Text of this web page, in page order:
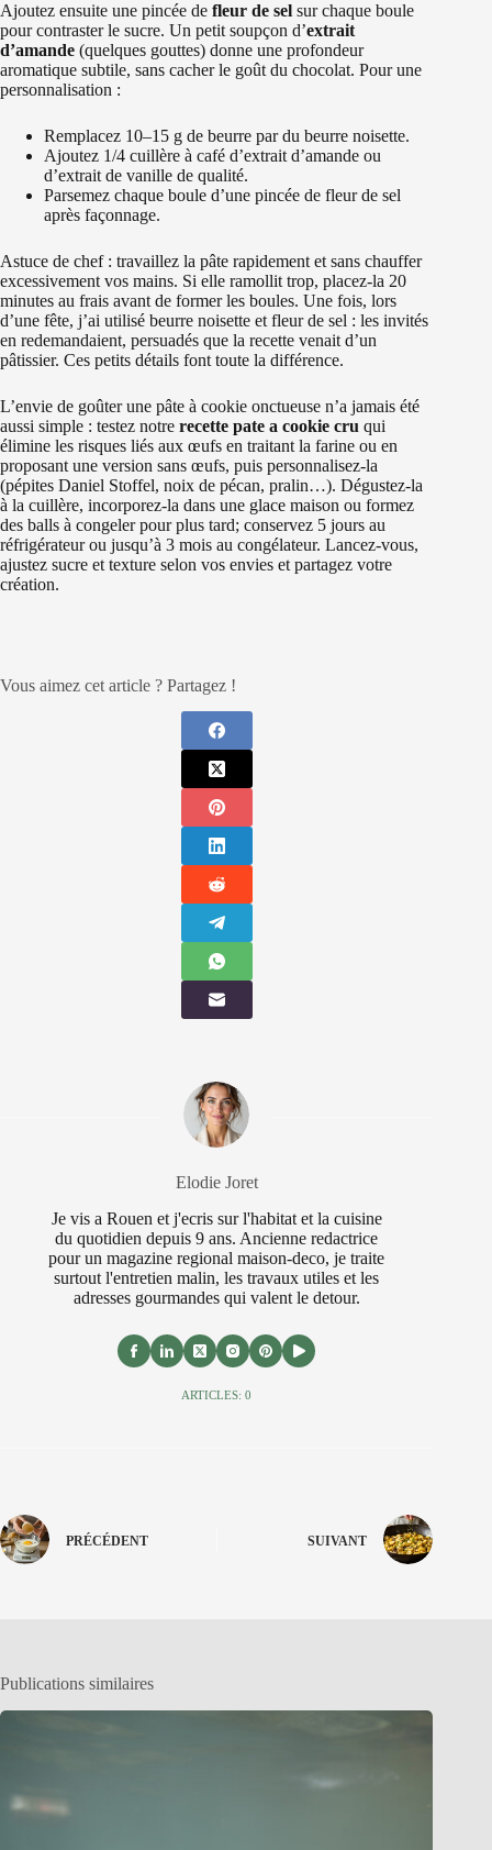
Ajoutez ensuite une pincée de fleur de sel sur chaque boule
pour contraster le sucre. Un petit soupçon d’extrait
d’amande (quelques gouttes) donne une profondeur
aromatique subtile, sans cacher le goût du chocolat. Pour une
personnalisation :
Remplacez 10–15 g de beurre par du beurre noisette.
Ajoutez 1/4 cuillère à café d’extrait d’amande ou
d’extrait de vanille de qualité.
Parsemez chaque boule d’une pincée de fleur de sel
après façonnage.
Astuce de chef : travaillez la pâte rapidement et sans chauffer
excessivement vos mains. Si elle ramollit trop, placez-la 20
minutes au frais avant de former les boules. Une fois, lors
d’une fête, j’ai utilisé beurre noisette et fleur de sel : les invités
en redemandaient, persuadés que la recette venait d’un
pâtissier. Ces petits détails font toute la différence.
L’envie de goûter une pâte à cookie onctueuse n’a jamais été
aussi simple : testez notre recette pate a cookie cru qui
élimine les risques liés aux œufs en traitant la farine ou en
proposant une version sans œufs, puis personnalisez-la
(pépites Daniel Stoffel, noix de pécan, pralin…). Dégustez-la
à la cuillère, incorporez-la dans une glace maison ou formez
des balls à congeler pour plus tard; conservez 5 jours au
réfrigérateur ou jusqu’à 3 mois au congélateur. Lancez‑vous,
ajustez sucre et texture selon vos envies et partagez votre
création.
Vous aimez cet article ? Partagez !
Elodie Joret
Je vis a Rouen et j'ecris sur l'habitat et la cuisine
du quotidien depuis 9 ans. Ancienne redactrice
pour un magazine regional maison-deco, je traite
surtout l'entretien malin, les travaux utiles et les
adresses gourmandes qui valent le detour.
ARTICLES: 0
PRÉCÉDENT SUIVANT
Publications similaires